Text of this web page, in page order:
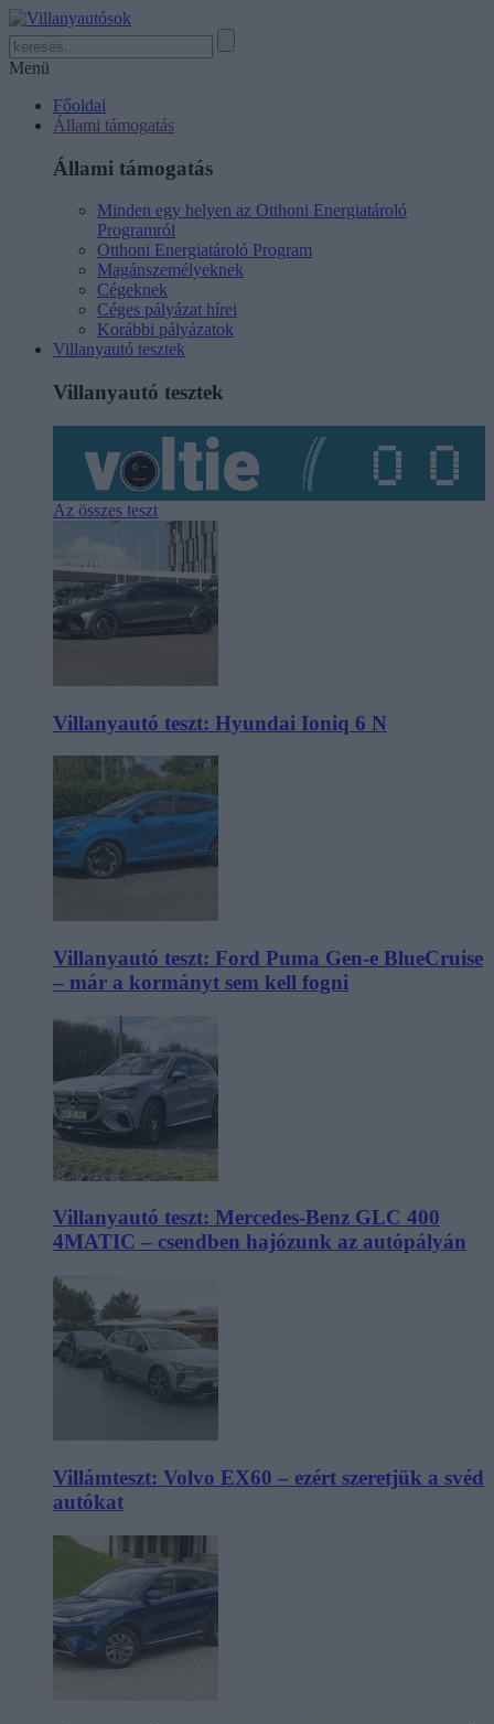
Menü
Főoldal
Állami támogatás
Állami támogatás
Minden egy helyen az Otthoni Energiatároló
Programról
Otthoni Energiatároló Program
Magánszemélyeknek
Cégeknek
Céges pályázat hírei
Korábbi pályázatok
Villanyautó tesztek
Villanyautó tesztek
Az összes teszt
Villanyautó teszt: Hyundai Ioniq 6 N
Villanyautó teszt: Ford Puma Gen-e BlueCruise
– már a kormányt sem kell fogni
Villanyautó teszt: Mercedes-Benz GLC 400
4MATIC – csendben hajózunk az autópályán
Villámteszt: Volvo EX60 – ezért szeretjük a svéd
autókat